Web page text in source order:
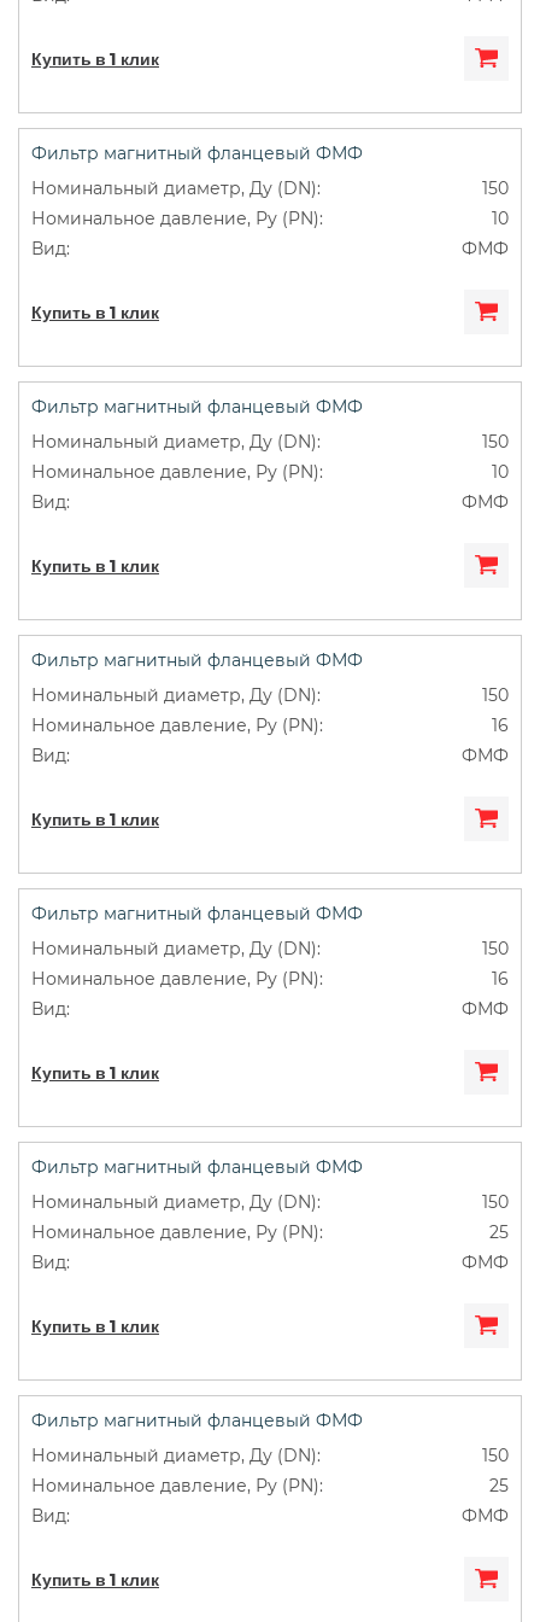
Купить в 1 клик
Фильтр магнитный фланцевый ФМФ
150
10
ФМФ
Купить в 1 клик
Фильтр магнитный фланцевый ФМФ
150
10
ФМФ
Купить в 1 клик
Фильтр магнитный фланцевый ФМФ
150
16
ФМФ
Купить в 1 клик
Фильтр магнитный фланцевый ФМФ
150
16
ФМФ
Купить в 1 клик
Фильтр магнитный фланцевый ФМФ
150
25
ФМФ
Купить в 1 клик
Фильтр магнитный фланцевый ФМФ
150
25
ФМФ
Купить в 1 клик